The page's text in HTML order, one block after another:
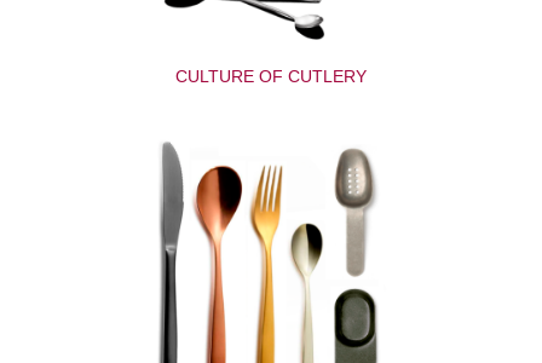
CULTURE OF CUTLERY